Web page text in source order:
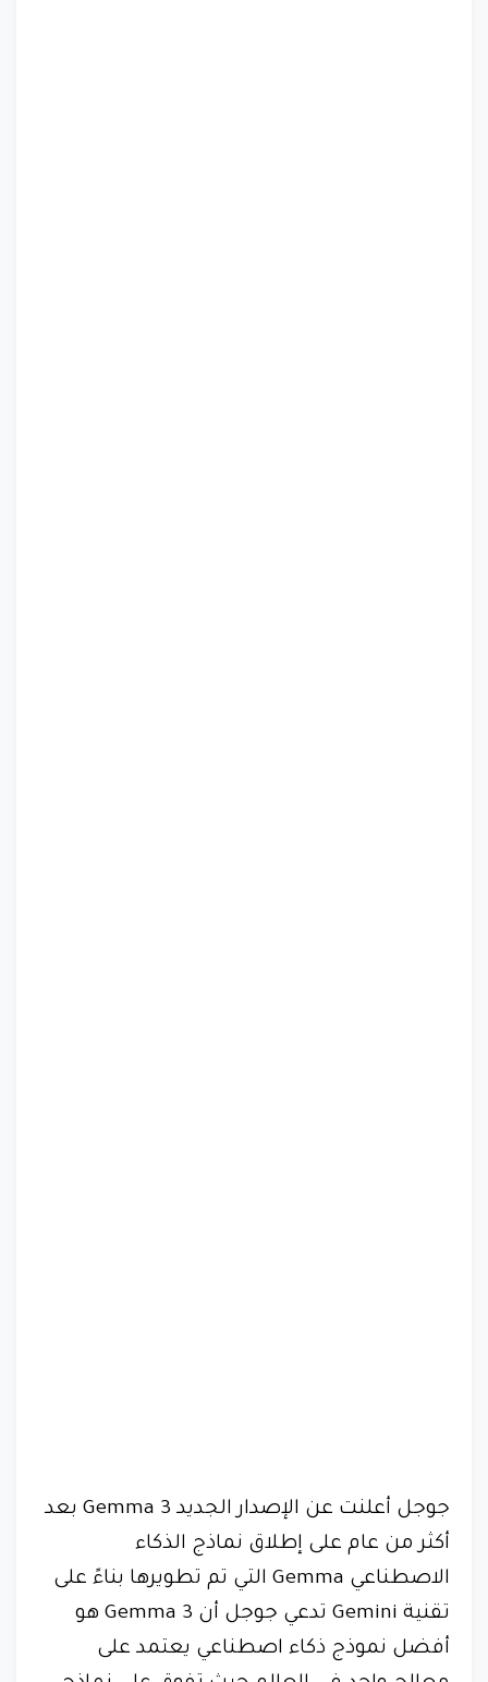
جوجل أعلنت عن الإصدار الجديد Gemma 3 بعد
أكثر من عام على إطلاق نماذج الذكاء
الاصطناعي Gemma التي تم تطويرها بناءً على
تقنية Gemini تدعي جوجل أن Gemma 3 هو
أفضل نموذج ذكاء اصطناعي يعتمد على